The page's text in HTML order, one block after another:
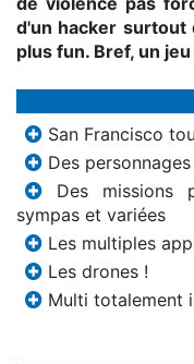
d'un hacker surtout
plus fun. Bref, un
San Francisco
Des
Des missions
sympas et variées
Les multiples
Les drones !
Multi totalement